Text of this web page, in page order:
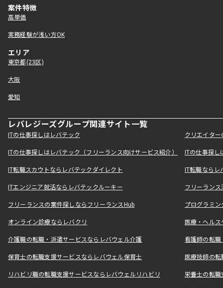
案件特徴
高単価
実務経験が浅い方OK
エリア
東京都(23区)
大阪
愛知
レバレジーズグループ関連サイト一覧
ITの仕事探しはレバテック クリエイタ
ITの仕事探しはレバテック（フリーランス向けサービス紹介） ITの仕事探
IT転職スカウトならレバテックダイレクト IT転職なら
ITエンジニア就活ならレバテックルーキー フリーラン
フリーランスの案件探しならフリーランスHub プログラミ
オンライン診療ならレバクリ 医療・ヘル
介護職の転職・派遣サービスならレバウェル介護 看護師の転
保育士の転職支援サービスならレバウェル保育士 医療技師の
リハビリ職の転職支援サービスならレバウェルリハビリ 栄養士の転